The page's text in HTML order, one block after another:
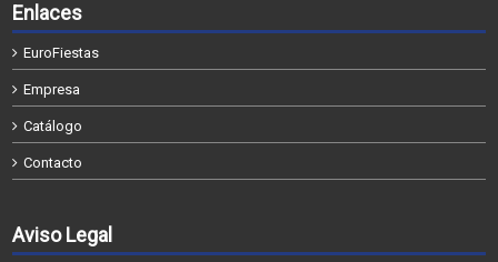
Enlaces
EuroFiestas
Empresa
Catálogo
Contacto
Aviso Legal